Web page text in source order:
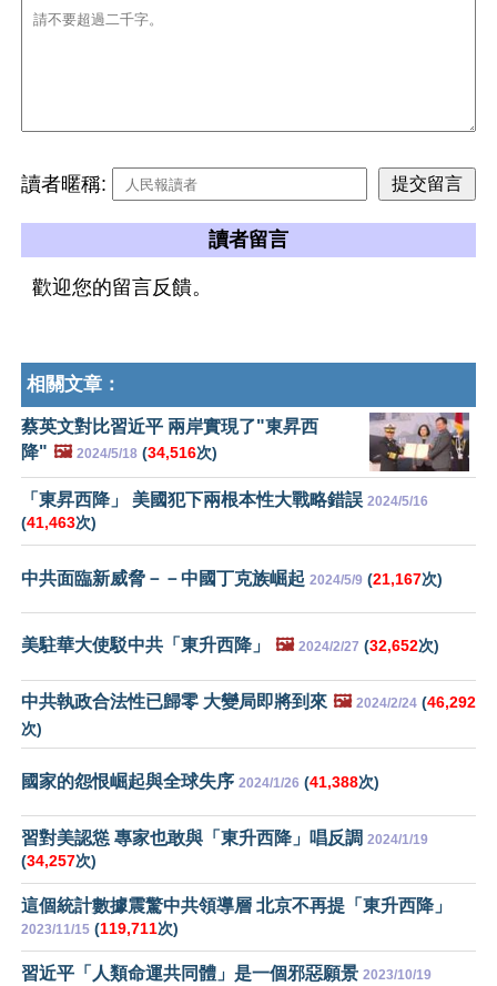
讀者暱稱:
讀者留言
歡迎您的留言反饋。
相關文章：
蔡英文對比習近平 兩岸實現了"東昇西
降" 🖼️ 2024/5/18 (34,516次)
「東昇西降」 美國犯下兩根本性大戰略錯誤 2024/5/16
(41,463次)
中共面臨新威脅－－中國丁克族崛起 2024/5/9 (21,167次)
美駐華大使駁中共「東升西降」 🖼️ 2024/2/27 (32,652次)
中共執政合法性已歸零 大變局即將到來 🖼️ 2024/2/24 (46,292
次)
國家的怨恨崛起與全球失序 2024/1/26 (41,388次)
習對美認慫 專家也敢與「東升西降」唱反調 2024/1/19
(34,257次)
這個統計數據震驚中共領導層 北京不再提「東升西降」
2023/11/15 (119,711次)
習近平「人類命運共同體」是一個邪惡願景 2023/10/19